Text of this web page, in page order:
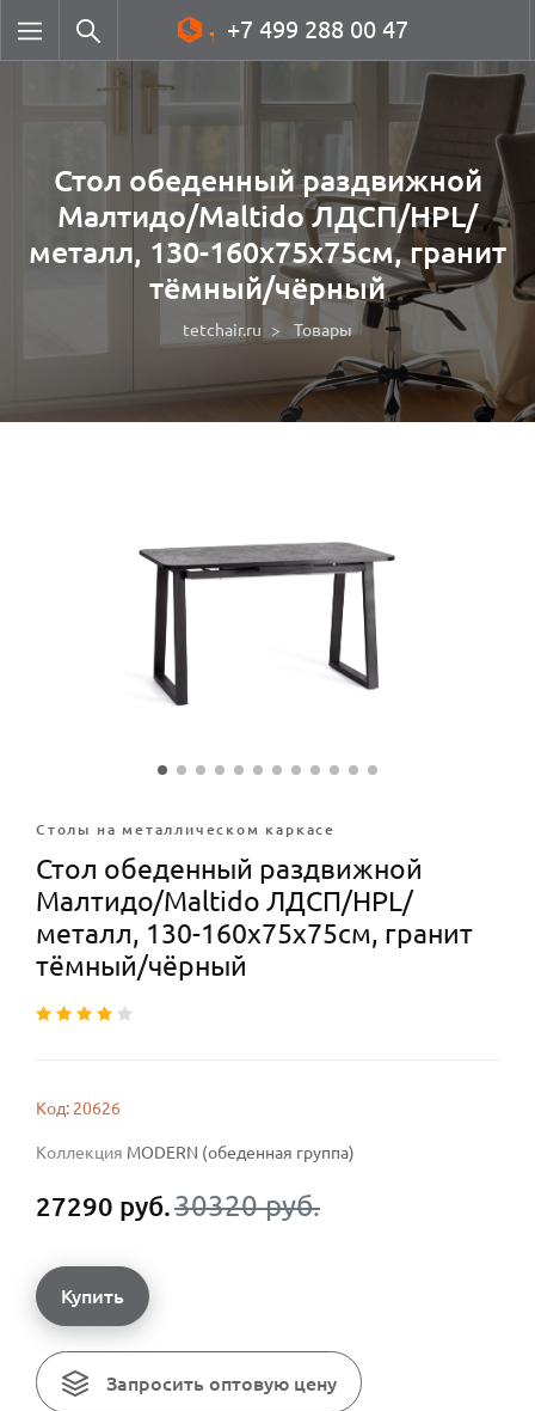
+7 499 288 00 47
Стол обеденный раздвижной
Малтидо/Maltido ЛДСП/HPL/
металл, 130-160х75х75см, гранит
тёмный/чёрный
tetchair.ru Товары
Столы на металлическом каркасе
Стол обеденный раздвижной
Малтидо/Maltido ЛДСП/HPL/
металл, 130-160х75х75см, гранит
тёмный/чёрный
Код: 20626
Коллекция MODERN (обеденная группа)
27290 руб.30320 руб.
Купить
Запросить оптовую цену